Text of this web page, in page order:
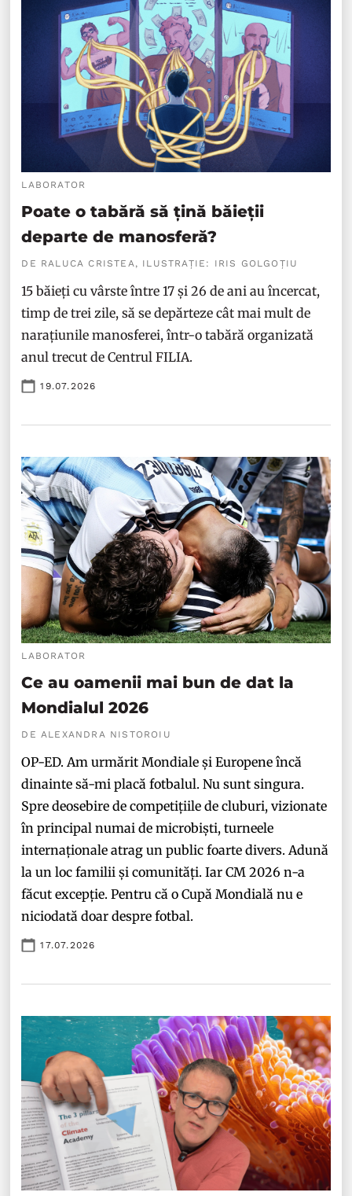
LABORATOR
Poate o tabără să țină băieții
departe de manosferă?
DE RALUCA CRISTEA, ILUSTRAȚIE: IRIS GOLGOȚIU
15 băieți cu vârste între 17 și 26 de ani au încercat,
timp de trei zile, să se depărteze cât mai mult de
narațiunile manosferei, într-o tabără organizată
anul trecut de Centrul FILIA.
19.07.2026
LABORATOR
Ce au oamenii mai bun de dat la
Mondialul 2026
DE ALEXANDRA NISTOROIU
OP-ED. Am urmărit Mondiale și Europene încă
dinainte să-mi placă fotbalul. Nu sunt singura.
Spre deosebire de competițiile de cluburi, vizionate
în principal numai de microbiști, turneele
internaționale atrag un public foarte divers. Adună
la un loc familii și comunități. Iar CM 2026 n-a
făcut excepție. Pentru că o Cupă Mondială nu e
niciodată doar despre fotbal.
17.07.2026